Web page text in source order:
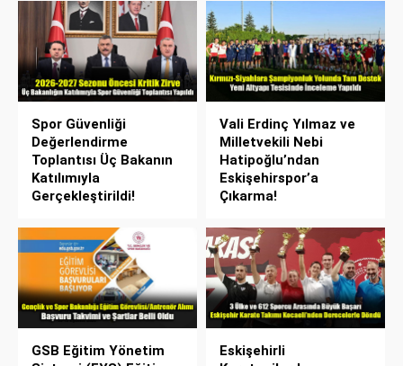
Spor Güvenliği
Değerlendirme
Toplantısı Üç Bakanın
Katılımıyla
Gerçekleştirildi!
Vali Erdinç Yılmaz ve
Milletvekili Nebi
Hatipoğlu’ndan
Eskişehirspor’a
Çıkarma!
GSB Eğitim Yönetim
Eskişehirli